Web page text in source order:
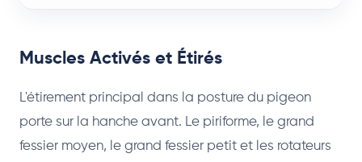
Muscles Activés et Étirés
L'étirement principal dans la posture du pigeon
porte sur la hanche avant. Le piriforme, le grand
fessier moyen, le grand fessier petit et les rotateurs